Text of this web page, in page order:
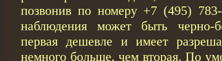
позвонив по номеру +7 (495)
наблюдения может быть черно-
первая дешевле и имеет
немного больше, чем вторая. По